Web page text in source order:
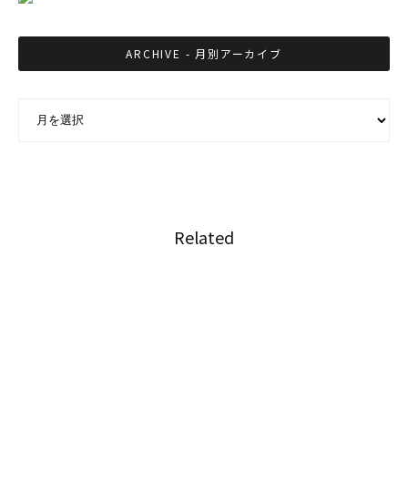
ARCHIVE - 月別アーカイブ
Related